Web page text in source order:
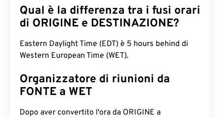
Qual è la differenza tra i fusi orari
di ORIGINE e DESTINAZIONE?
Eastern Daylight Time (EDT) è 5 hours behind di
Western European Time (WET).
Organizzatore di riunioni da
FONTE a WET
Dopo aver convertito l'ora da ORIGINE a